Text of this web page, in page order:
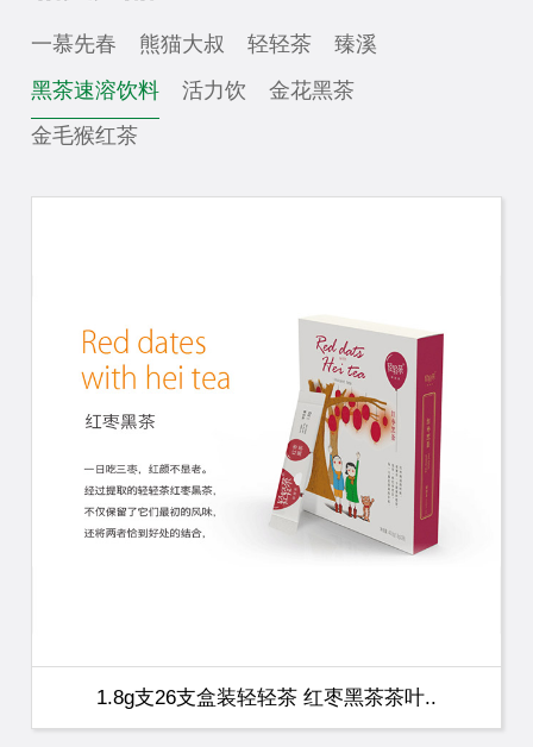
GMP良好生产规划体系等相关认证，建立了一套“从茶园
到茶杯“的产品质量全程溯源体系，确保了每一批产品的品
质都达到了高标准。公司的诚信经营、强大实力以及优质
的产品质量在业界获得了广泛认可，赢得了客户的信任与
2、湖南省万人健康大计划：轻轻茶启动了这个计划，
提供90天的免费体验，证实了其调理三高的效果；
3、《药食同源及药膳配方食品通用要求》T/CI147-
4、荣获2025年湖南茶叶高质量发展“十佳科技领军企
一慕先春 熊猫大叔 轻轻茶
臻溪
黑茶速溶饮料
活力饮
金花黑茶
金毛猴红茶
1.8g支26支盒装轻轻茶 红枣黑茶茶叶..